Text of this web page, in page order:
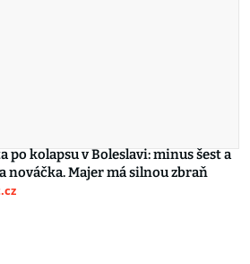
po kolapsu v Boleslavi: minus šest a
nováčka. Majer má silnou zbraň